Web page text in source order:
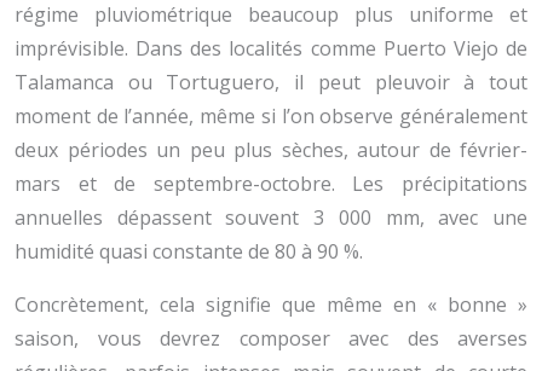
régime pluviométrique beaucoup plus uniforme et
imprévisible. Dans des localités comme Puerto Viejo de
Talamanca ou Tortuguero, il peut pleuvoir à tout
moment de l’année, même si l’on observe généralement
deux périodes un peu plus sèches, autour de février-
mars et de septembre-octobre. Les précipitations
annuelles dépassent souvent 3 000 mm, avec une
humidité quasi constante de 80 à 90 %.
Concrètement, cela signifie que même en « bonne »
saison, vous devrez composer avec des averses